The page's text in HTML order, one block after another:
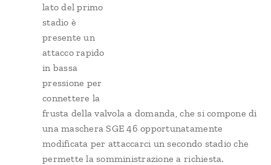
lato del primo
stadio è
presente un
attacco rapido
in bassa
pressione per
connettere la
frusta della valvola a domanda, che si compone di
una maschera SGE 46 opportunatamente
modificata per attaccarci un secondo stadio che
permette la somministrazione a richiesta.